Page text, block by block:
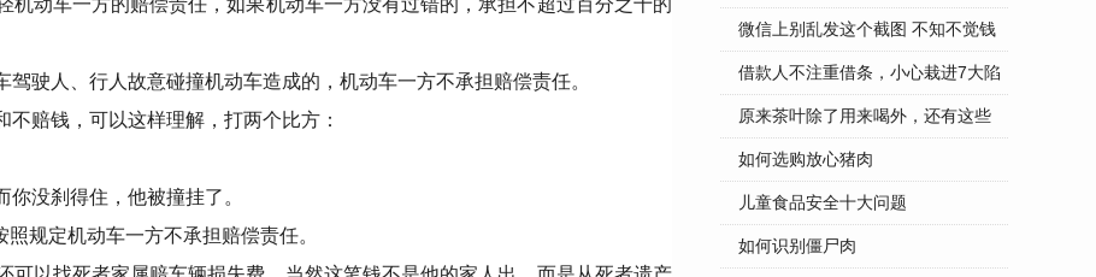
驶人、行人故意碰撞机动车造成的，机动车一方不承担赔偿责任。
赔钱，可以这样理解，打两个比方：
没刹得住，他被撞挂了。
照规定机动车一方不承担赔偿责任。
微信上别乱发这个截图 不知不觉钱
...
借款人不注重借条，小心栽进7大陷
...
原来茶叶除了用来喝外，还有这些
...
如何选购放心猪肉
儿童食品安全十大问题
如何识别僵尸肉